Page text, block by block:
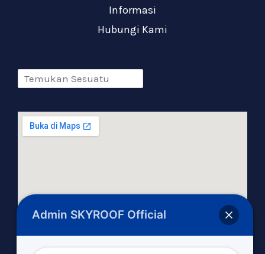
Informasi
Hubungi Kami
Admin SKYROOF Official